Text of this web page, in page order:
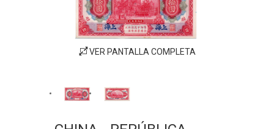
VER PANTALLA COMPLETA